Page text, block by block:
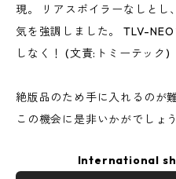
現。 リアスポイラーなしとし
気を強調しました。 TLV-
しなく！ (文責:トミーテック)
絶版品のため手に入れるのが
この機会に是非いかがでしょう
International